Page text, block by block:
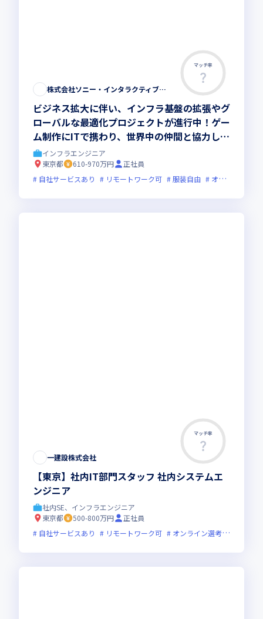
マッチ率
株式会社ソニー・インタラクティブエンタテインメント
ビジネス拡大に伴い、インフラ基盤の拡張やグ
ローバルな最適化プロジェクトが進行中！ゲー
ム制作にITで携わり、世界中の仲間と協力して
挑戦しませんか
インフラエンジニア
東京都
610-970万円
正社員
自社サービスあり
リモートワーク可 服装自由 オンライン選考可
マッチ率
一建設株式会社
【東京】社内IT部門スタッフ 社内システムエ
ンジニア
社内SE、インフラエンジニア
東京都
500-800万円
正社員
自社サービスあり
リモートワーク可 オンライン選考可